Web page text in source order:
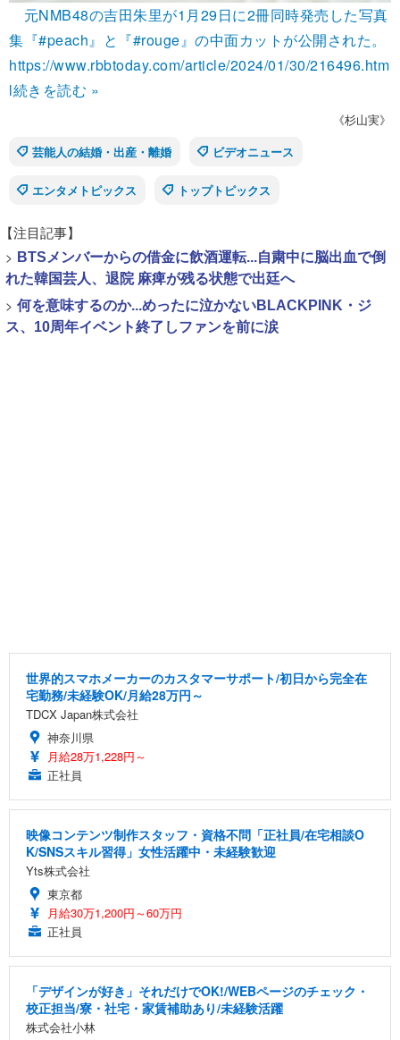
元NMB48の吉田朱里が1月29日に2冊同時発売した写真
集『#peach』と『#rouge』の中面カットが公開された。
https://www.rbbtoday.com/article/2024/01/30/216496.htm
l続きを読む »
《杉山実》
芸能人の結婚・出産・離婚
ビデオニュース
エンタメトピックス トップトピックス
【注目記事】
> BTSメンバーからの借金に飲酒運転...自粛中に脳出血で倒
れた韓国芸人、退院 麻痺が残る状態で出廷へ
> 何を意味するのか...めったに泣かないBLACKPINK・ジ
ス、10周年イベント終了しファンを前に涙
世界的スマホメーカーのカスタマーサポート/初日から完全在
宅勤務/未経験OK/月給28万円～
TDCX Japan株式会社
神奈川県
月給28万1,228円～
正社員
映像コンテンツ制作スタッフ・資格不問「正社員/在宅相談O
K/SNSスキル習得」女性活躍中・未経験歓迎
Yts株式会社
東京都
月給30万1,200円～60万円
正社員
「デザインが好き」それだけでOK!/WEBページのチェック・
校正担当/寮・社宅・家賃補助あり/未経験活躍
株式会社小林